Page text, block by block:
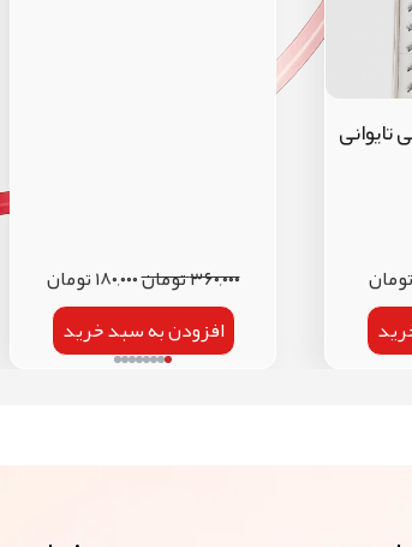
۳۶۰,۰۰۰تومان۱۸۰,۰۰۰تومان
افزودن به سبد خرید